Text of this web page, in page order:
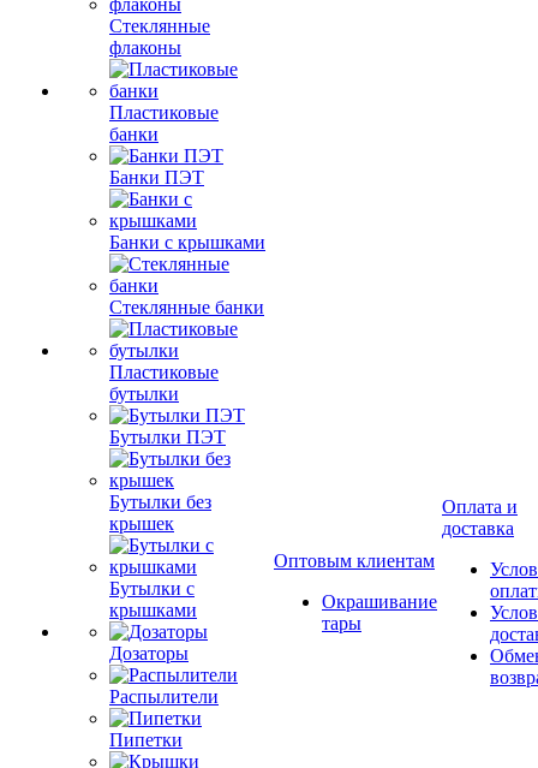
Стеклянные
флаконы
Пластиковые
банки
Банки ПЭТ
Банки с крышками
Стеклянные банки
Пластиковые
бутылки
Бутылки ПЭТ
Бутылки без
крышек
Бутылки с
крышками
Дозаторы
Распылители
Пипетки
Оптовым клиентам
Окрашивание
тары
Оплата и
доставка